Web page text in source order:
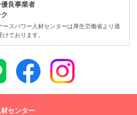
良事業者
ースパワー人材センターは厚生労働省より適
けております。
センター